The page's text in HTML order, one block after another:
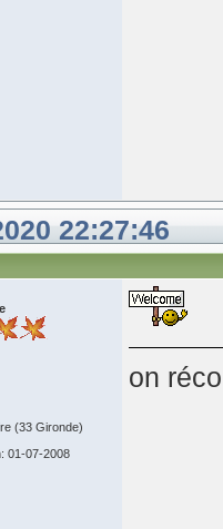
22:27:46
(33 Gironde)
01-07-2008
on